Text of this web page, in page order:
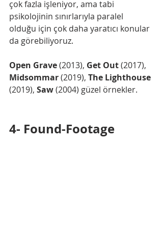
çok fazla işleniyor, ama tabi
psikolojinin sınırlarıyla paralel
olduğu için çok daha yaratıcı konular
da görebiliyoruz.
Open Grave (2013), Get Out (2017),
Midsommar (2019), The Lighthouse
(2019), Saw (2004) güzel örnekler.
4- Found-Footage